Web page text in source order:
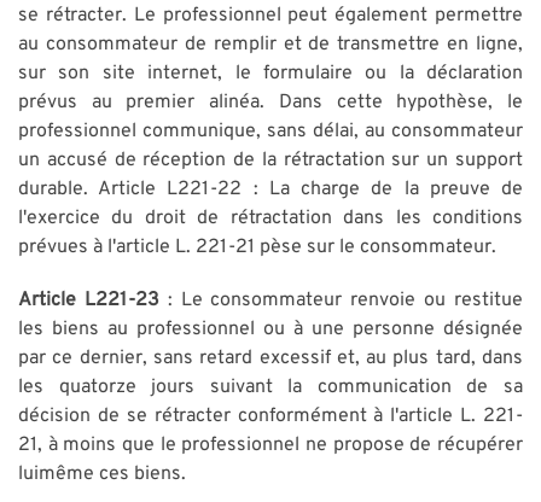
se rétracter. Le professionnel peut également permettre
au consommateur de remplir et de transmettre en ligne,
sur son site internet, le formulaire ou la déclaration
prévus au premier alinéa. Dans cette hypothèse, le
professionnel communique, sans délai, au consommateur
un accusé de réception de la rétractation sur un support
durable. Article L221-22 : La charge de la preuve de
l'exercice du droit de rétractation dans les conditions
prévues à l'article L. 221-21 pèse sur le consommateur.
Article L221-23: Le consommateur renvoie ou restitue
les biens au professionnel ou à une personne désignée
par ce dernier, sans retard excessif et, au plus tard, dans
les quatorze jours suivant la communication de sa
décision de se rétracter conformément à l'article L. 221-
21, à moins que le professionnel ne propose de récupérer
luimême ces biens.